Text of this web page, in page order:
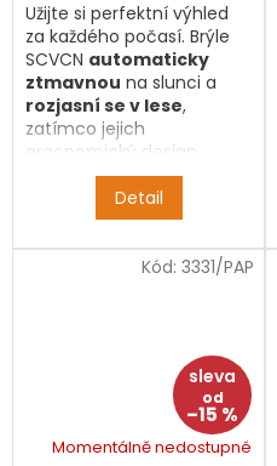
Detail
Užijte si perfektní výhled
za každého počasí. Brýle
SCVCN automaticky
ztmavnou na slunci a
rozjasní se v lese,
zatímco jejich
ergonomický design
zajistí, že o nich nebudete
vědět ani po hodinách v
sedle. Maximální komfort
a styl pro muže i ženy.
od
–15 %
Momentálně nedostupné
Kód: 3331/PAP